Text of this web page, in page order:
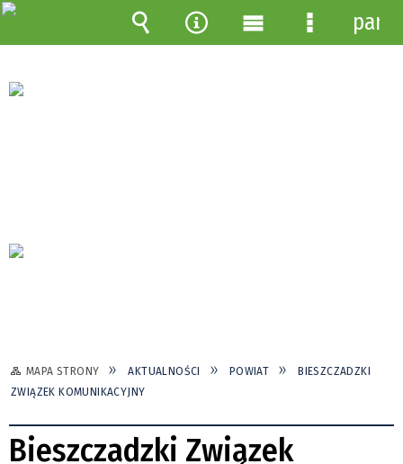
MAPA STRONY AKTUALNOŚCI POWIAT
BIESZCZADZKI
ZWIĄZEK KOMUNIKACYJNY
Bieszczadzki Związek
Wyszukiwarka
Narzędzia
Menu Menu
panel